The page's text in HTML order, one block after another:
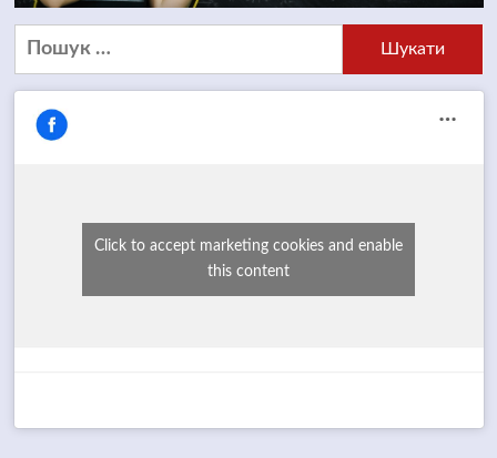
Пошук:
Click to accept marketing cookies and enable
this content